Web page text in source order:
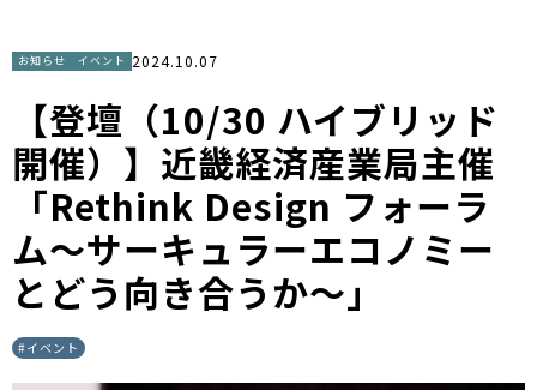
お知らせ イベント 2024.10.07
【登壇（10/30 ハイブリッド
開催）】近畿経済産業局主催
「Rethink Design フォーラ
ム～サーキュラーエコノミー
とどう向き合うか～」
#イベント